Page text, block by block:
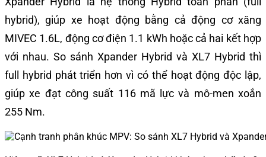
hybrid), giúp xe hoạt động bằng cả động cơ xăng
MIVEC 1.6L, động cơ điện 1.1 kWh hoặc cả hai kết hợp
với nhau. So sánh Xpander Hybrid và XL7 Hybrid thì
full hybrid phát triển hơn vì có thể hoạt động độc lập,
giúp xe đạt công suất 116 mã lực và mô-men xoắn
255 Nm.